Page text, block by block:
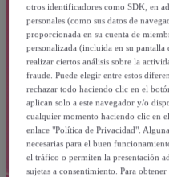
otros identificadores como SDK, en
personales (como sus datos de
proporcionada en su cuenta de
personalizada (incluida en su
realizar ciertos análisis sobre la
fraude. Puede elegir entre estos
rechazar todo haciendo clic en el
aplican solo a este navegador y/o
cualquier momento haciendo clic en
enlace "Política de Privacidad".
necesarias para el buen
el tráfico o permiten la presentación
sujetas a consentimiento. Para